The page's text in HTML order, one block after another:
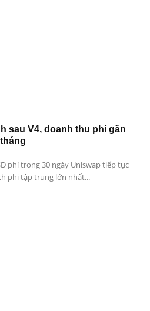
sau V4, doanh thu phí gần
phí trong 30 ngày Uniswap tiếp tục
phi tập trung lớn nhất...